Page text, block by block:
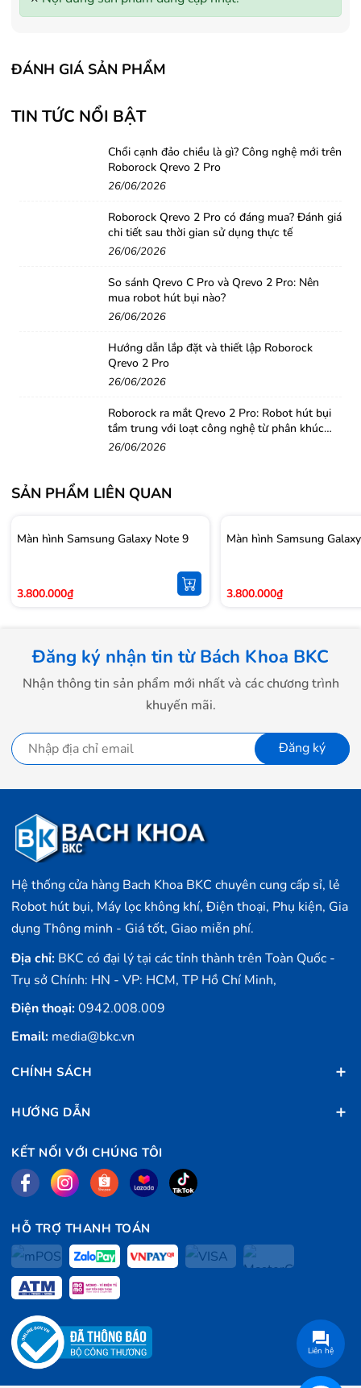
- Lắp đặt, HDSD tại nhà nội thành
- Bảo hành 24 tháng chính hãng
- Lắp đặt, HDSD tại nhà
ĐÁNH GIÁ SẢN PHẨM
TIN TỨC NỔI BẬT
Chổi cạnh đảo chiều là gì? Công nghệ mới trên
Roborock Qrevo 2 Pro
26/06/2026
Roborock Qrevo 2 Pro có đáng mua? Đánh giá
chi tiết sau thời gian sử dụng thực tế
26/06/2026
So sánh Qrevo C Pro và Qrevo 2 Pro: Nên
mua robot hút bụi nào?
26/06/2026
Hướng dẫn lắp đặt và thiết lập Roborock
Qrevo 2 Pro
26/06/2026
Roborock ra mắt Qrevo 2 Pro: Robot hút bụi
tầm trung với loạt công nghệ từ phân khúc
cao cấp
26/06/2026
SẢN PHẨM LIÊN QUAN
Màn hình Samsung Galaxy Note 9
3.800.000₫
Màn hình Samsung
3.800.000₫
Đăng ký nhận tin từ Bách Khoa BKC
Nhận thông tin sản phẩm mới nhất và các chương trình
khuyến mãi.
Đăng ký
Hệ thống cửa hàng Bach Khoa BKC chuyên cung cấp sỉ, lẻ
Robot hút bụi, Máy lọc không khí, Điện thoại, Phụ kiện, Gia
dụng Thông minh - Giá tốt, Giao miễn phí.
Địa chỉ: BKC có đại lý tại các tỉnh thành trên Toàn Quốc -
Trụ sở Chính: HN - VP: HCM, TP Hồ Chí Minh,
Điện thoại:0942.008.009
Email: media@bkc.vn
CHÍNH SÁCH
HƯỚNG DẪN
KẾT NỐI VỚI CHÚNG TÔI
HỖ TRỢ THANH TOÁN
Liên hệ